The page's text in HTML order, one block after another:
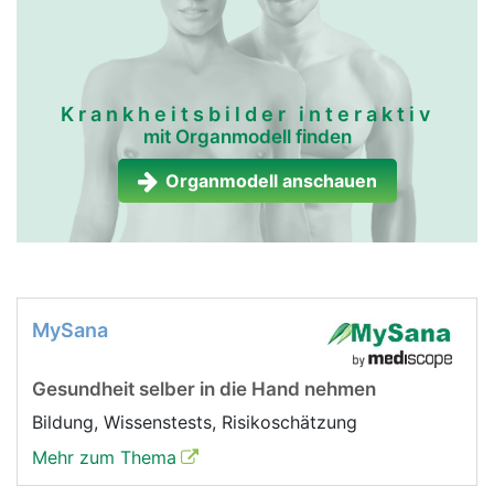
Krankheitsbilder interaktiv
mit Organmodell finden
Organmodell anschauen
MySana
Gesundheit selber in die Hand nehmen
Bildung, Wissenstests, Risikoschätzung
Mehr zum Thema